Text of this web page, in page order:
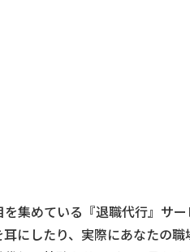
集めている『退職代行』サー
にしたり、実際にあなたの